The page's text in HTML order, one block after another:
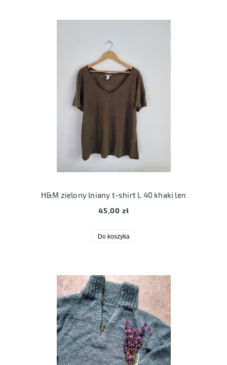
H&M zielony lniany t-shirt L 40 khaki len
45,00 zł
Do koszyka